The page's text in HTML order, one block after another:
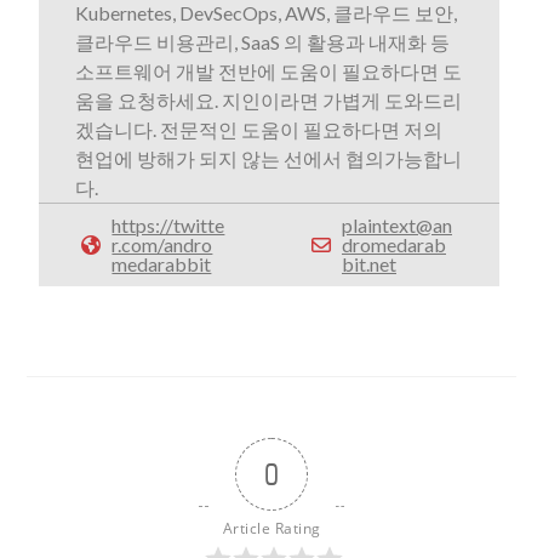
Kubernetes, DevSecOps, AWS, 클라우드 보안,
클라우드 비용관리, SaaS 의 활용과 내재화 등
소프트웨어 개발 전반에 도움이 필요하다면 도
움을 요청하세요. 지인이라면 가볍게 도와드리
겠습니다. 전문적인 도움이 필요하다면 저의
현업에 방해가 되지 않는 선에서 협의가능합니
다.
https://twitte
r.com/andro
medarabbit
plaintext@an
dromedarab
bit.net
0
Article Rating